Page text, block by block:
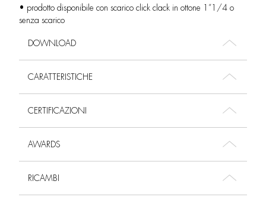
• prodotto disponibile con scarico click clack in ottone 1”1/4 o
senza scarico
DOWNLOAD
CARATTERISTICHE
CERTIFICAZIONI
AWARDS
RICAMBI